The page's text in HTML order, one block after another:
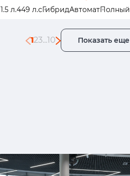
1.5 л.449 л.сГибридАвтоматПолный
123...10 Показать еще